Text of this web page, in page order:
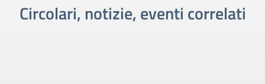
Circolari, notizie, eventi correlati